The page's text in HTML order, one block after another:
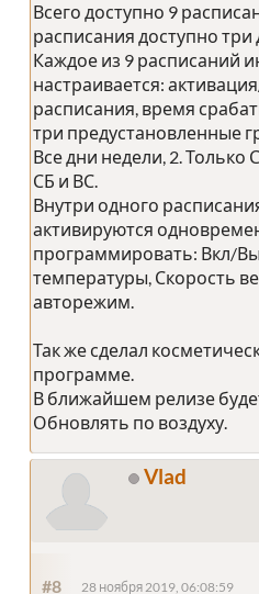
Всего доступно 9
расписания доступно три
Каждое из 9 расписаний
настраивается:
расписания, время
три предустановленные
Все дни недели, 2. Только
СБ и ВС.
Внутри одного
активируются
программировать: Вкл/
температуры, Скорость
авторежим.
Так же сделал
программе.
В ближайшем релизе
Обновлять по воздуху.
Vlad
#8 28 ноября 2019, 06:08:59